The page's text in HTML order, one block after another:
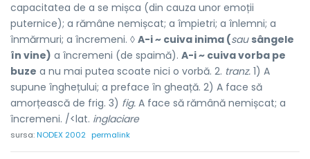
capacitatea de a se mișca (din cauza unor emoții
puternice); a rămâne nemișcat; a împietri; a înlemni; a
înmărmuri; a încremeni. ◊ A-i ~ cuiva inima (sau sângele
în vine) a încremeni (de spaimă). A-i ~ cuiva vorba pe
buze a nu mai putea scoate nici o vorbă. 2. tranz. 1) A
supune înghețului; a preface în gheață. 2) A face să
amorțească de frig. 3) fig. A face să rămână nemișcat; a
încremeni. /<lat. inglaciare
sursa:NODEX 2002 permalink